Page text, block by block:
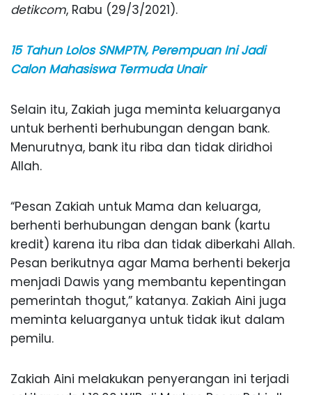
detikcom, Rabu (29/3/2021).
15 Tahun Lolos SNMPTN, Perempuan Ini Jadi
Calon Mahasiswa Termuda Unair
Selain itu, Zakiah juga meminta keluarganya
untuk berhenti berhubungan dengan bank.
Menurutnya, bank itu riba dan tidak diridhoi
Allah.
“Pesan Zakiah untuk Mama dan keluarga,
berhenti berhubungan dengan bank (kartu
kredit) karena itu riba dan tidak diberkahi Allah.
Pesan berikutnya agar Mama berhenti bekerja
menjadi Dawis yang membantu kepentingan
pemerintah thogut,” katanya. Zakiah Aini juga
meminta keluarganya untuk tidak ikut dalam
pemilu.
Zakiah Aini melakukan penyerangan ini terjadi